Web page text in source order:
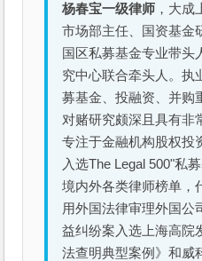
杨春宝一级律师 ，大成
市场部主任、国资基金
国区私募基金专业带头
究中心联合牵头人。执
募基金、投融资、并购
对赌研究颇深且具有非
专注于金融机构股权投
入选The Legal 500"私
境内外各类律师榜单，
用外国法律审理外国公
益纠纷案入选上海高院
法查明典型案例》和威